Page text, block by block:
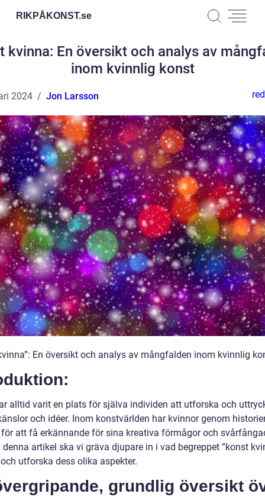
RIKPÅKONST.se
kvinna: En översikt och analys av
inom kvinnlig konst
2024 Jon Larsson
En översikt och analys av mångfalden inom kvinnlig
alltid varit en plats för själva individen att utforska och
och idéer. Inom konstvärlden har kvinnor genom
att få erkännande för sina kreativa förmågor och
artikel ska vi gräva djupare in i vad begreppet ”konst
utforska dess olika aspekter.
grundlig översikt